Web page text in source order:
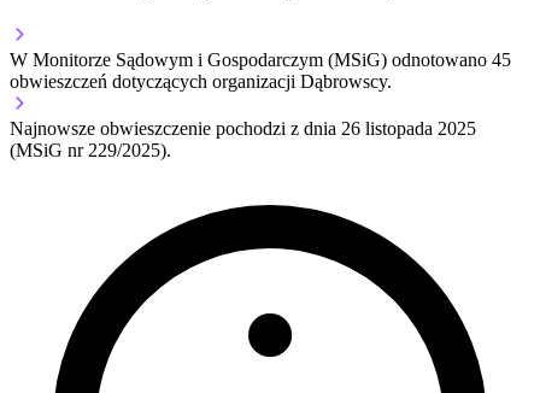
W Monitorze Sądowym i Gospodarczym (MSiG) odnotowano 45
obwieszczeń dotyczących organizacji Dąbrowscy.
Najnowsze obwieszczenie pochodzi z dnia 26 listopada 2025
(MSiG nr 229/2025).